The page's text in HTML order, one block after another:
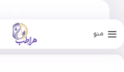
منو
مزولایک